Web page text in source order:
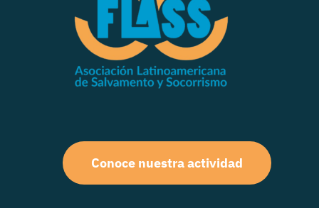
Conoce nuestra actividad